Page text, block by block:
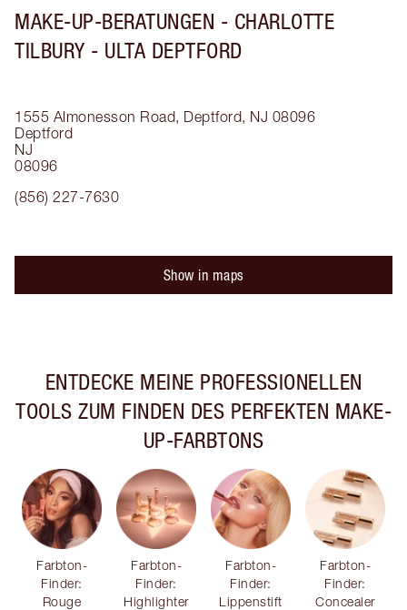
MAKE-UP-BERATUNGEN - CHARLOTTE
TILBURY - ULTA DEPTFORD
1555 Almonesson Road, Deptford, NJ 08096
Deptford
NJ
08096
(856) 227-7630
Show in maps
ENTDECKE MEINE PROFESSIONELLEN
TOOLS ZUM FINDEN DES PERFEKTEN MAKE-
UP-FARBTONS
Farbton-
Finder:
Rouge
Farbton-
Finder:
Highlighter
Farbton-
Finder:
Lippenstift
Farbton-
Finder:
Concealer